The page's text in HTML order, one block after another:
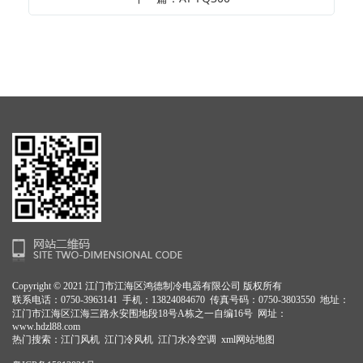
Copyright © 2021 江门市江海区鸿德制冷电器有限公司 版权所有
联系电话：0750-3963141 手机：13824084670 传真号码：0750-3803550 地址：
江门市江海区江海三路永安围地段18号A栋之一自编16号 网址：
www.hdzl88.com
热门搜索： 江门风机 江门冷风机 江门水冷空调 xml网站地图